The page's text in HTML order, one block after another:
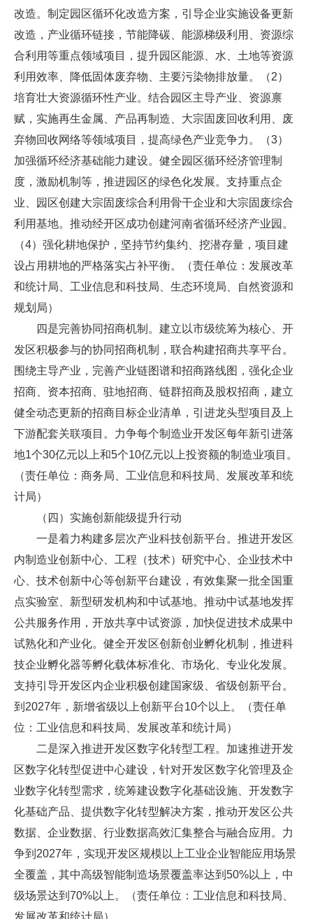
改造。制定园区循环化改造方案，引导企业实施设备更新
改造，产业循环链接，节能降碳、能源梯级利用、资源综
合利用等重点领域项目，提升园区能源、水、土地等资源
利用效率、降低固体废弃物、主要污染物排放量。（2）
培育壮大资源循环性产业。结合园区主导产业、资源禀
赋，实施再生金属、产品再制造、大宗固废回收利用、废
弃物回收网络等领域项目，提高绿色产业竞争力。（3）
加强循环经济基础能力建设。健全园区循环经济管理制
度，激励机制等，推进园区的绿色化发展。支持重点企
业、园区创建大宗固废综合利用骨干企业和大宗固废综合
利用基地。推动经开区成功创建河南省循环经济产业园。
（4）强化耕地保护，坚持节约集约、挖潜存量，项目建
设占用耕地的严格落实占补平衡。（责任单位：发展改革
和统计局、工业信息和科技局、生态环境局、自然资源和
规划局）
四是完善协同招商机制。建立以市级统筹为核心、开
发区积极参与的协同招商机制，联合构建招商共享平台。
围绕主导产业，完善产业链图谱和招商路线图，强化企业
招商、资本招商、驻地招商、链群招商及股权招商，建立
健全动态更新的招商目标企业清单，引进龙头型项目及上
下游配套关联项目。力争每个制造业开发区每年新引进落
地1个30亿元以上和5个10亿元以上投资额的制造业项目。
（责任单位：商务局、工业信息和科技局、发展改革和统
计局）
（四）实施创新能级提升行动
一是着力构建多层次产业科技创新平台。推进开发区
内制造业创新中心、工程（技术）研究中心、企业技术中
心、技术创新中心等创新平台建设，有效集聚一批全国重
点实验室、新型研发机构和中试基地。推动中试基地发挥
公共服务作用，开放共享中试资源，加快促进技术成果中
试熟化和产业化。健全开发区创新创业孵化机制，推进科
技企业孵化器等孵化载体标准化、市场化、专业化发展。
支持引导开发区内企业积极创建国家级、省级创新平台。
到2027年，新增省级以上创新平台10个以上。（责任单
位：工业信息和科技局、发展改革和统计局）
二是深入推进开发区数字化转型工程。加速推进开发
区数字化转型促进中心建设，针对开发区数字化管理及企
业数字化转型需求，统筹建设数字化基础设施、开发数字
化基础产品、提供数字化转型解决方案，推动开发区公共
数据、企业数据、行业数据高效汇集整合与融合应用。力
争到2027年，实现开发区规模以上工业企业智能应用场景
全覆盖，其中高级智能制造场景覆盖率达到50%以上，中
级场景达到70%以上。（责任单位：工业信息和科技局、